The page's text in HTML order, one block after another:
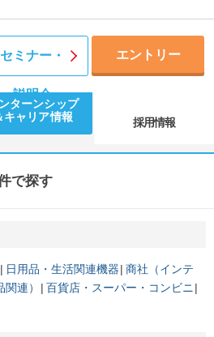
セミナー・
説明会
エントリー
ターンシップ
キャリア情報
採用情報
で探す
日用品・生活関連機器 商社（インテ
連）
百貨店・スーパー・コンビニ